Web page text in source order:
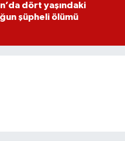
dört yaşındaki
şüpheli ölümü